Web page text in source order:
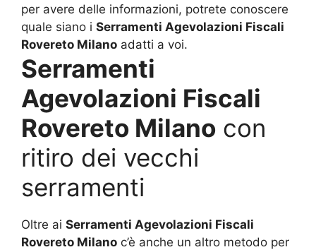
per avere delle informazioni, potrete conoscere
quale siano i Serramenti Agevolazioni Fiscali
Rovereto Milano adatti a voi.
Serramenti
Agevolazioni Fiscali
Rovereto Milano con
ritiro dei vecchi
serramenti
Oltre ai Serramenti Agevolazioni Fiscali
Rovereto Milano c’è anche un altro metodo per